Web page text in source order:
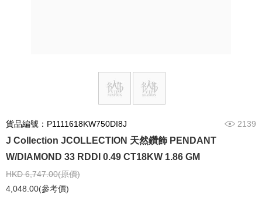
貨品編號：P1111618KW750DI8J 2139
J Collection JCOLLECTION 天然鑽飾 PENDANT
W/DIAMOND 33 RDDI 0.49 CT18KW 1.86 GM
HKD 6,747.00(原價)
4,048.00(參考價)